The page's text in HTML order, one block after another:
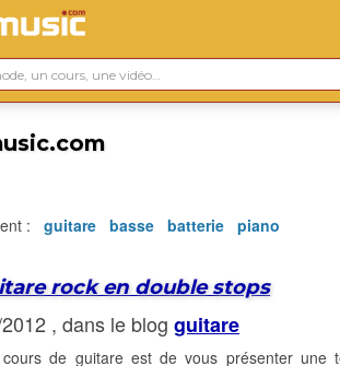
: guitare basse batterie piano
rock en double stops
, dans le blog guitare
de guitare est de vous présenter une